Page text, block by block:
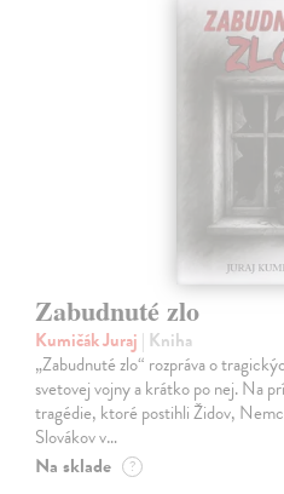
Zabudnuté zlo
Kumičák Juraj | Kniha
„Zabudnuté zlo“ rozpráva o
svetovej vojny a krátko po nej. Na
tragédie, ktoré postihli Židov,
Slovákov v…
Na sklade ?